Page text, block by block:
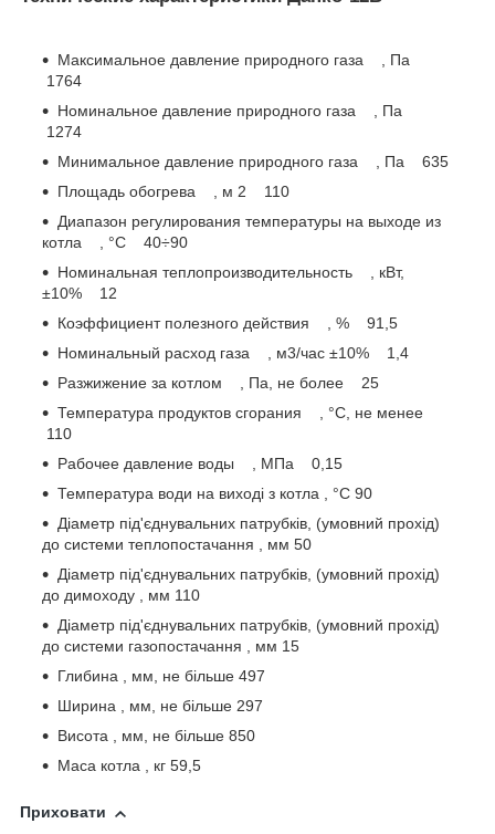
Максимальное давление природного газа , Па
1764
Номинальное давление природного газа , Па
1274
Минимальное давление природного газа , Па 635
Площадь обогрева , м 2 110
Диапазон регулирования температуры на выходе из
котла , °C 40÷90
Номинальная теплопроизводительность , кВт,
±10% 12
Коэффициент полезного действия , % 91,5
Номинальный расход газа , м3/час ±10% 1,4
Разжижение за котлом , Па, не более 25
Температура продуктов сгорания , °С, не менее
110
Рабочее давление воды , МПа 0,15
Температура води на виході з котла , °C 90
Діаметр під'єднувальних патрубків, (умовний прохід)
до системи теплопостачання , мм 50
Діаметр під'єднувальних патрубків, (умовний прохід)
до димоходу , мм 110
Діаметр під'єднувальних патрубків, (умовний прохід)
до системи газопостачання , мм 15
Глибина , мм, не більше 497
Ширина , мм, не більше 297
Висота , мм, не більше 850
Маса котла , кг 59,5
Приховати